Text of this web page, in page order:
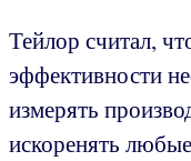
Тейлор считал,
эффективности
измерять
искоренять